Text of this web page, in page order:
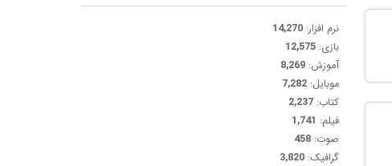
نرم افزار: 14,270
بازی: 12,575
آموزش: 8,269
موبایل: 7,282
کتاب: 2,237
فیلم: 1,741
صوت: 458
گرافیک: 3,820